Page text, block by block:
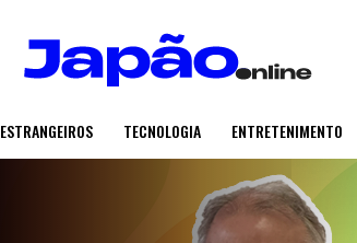
ESTRANGEIROS TECNOLOGIA ENTRETENIMENTO